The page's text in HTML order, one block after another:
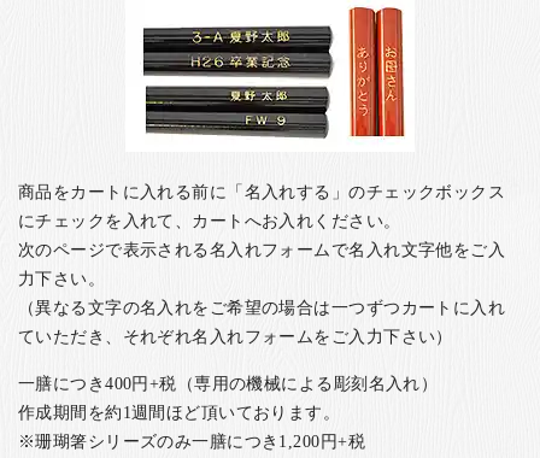
商品をカートに入れる前に「名入れする」のチェックボックス
にチェックを入れて、カートへお入れください。
次のページで表示される名入れフォームで名入れ文字他をご入
力下さい。
（異なる文字の名入れをご希望の場合は一つずつカートに入れ
ていただき、それぞれ名入れフォームをご入力下さい）
一膳につき400円+税（専用の機械による彫刻名入れ）
作成期間を約1週間ほど頂いております。
※珊瑚箸シリーズのみ一膳につき1,200円+税